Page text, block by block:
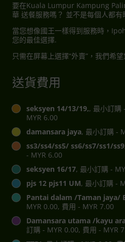
要在Kuala Lumpur Kampung
華 送餐服務嗎？ 並不是每個人都
當您想像國王一樣得到服務時，
您的最佳選擇.
只需在屏幕上選擇“外賣”，我們希
送貨費用
seksyen 14/13/19,, 最小訂購
MYR 6.00
damansara jaya, 最小訂購 -
ss3/ss4/ss5/ ss6/ss7/ss1/ss9
- MYR 6.00
seksyen 16/17, 最小訂購 -
pjs 12 pjs11 UM, 最小訂購 -
Pantai dalam /Taman jaya/
MYR 0.00, 費用 - MYR 7.00
Damansara utama /kayu
訂購 - MYR 0.00, 費用 - MYR